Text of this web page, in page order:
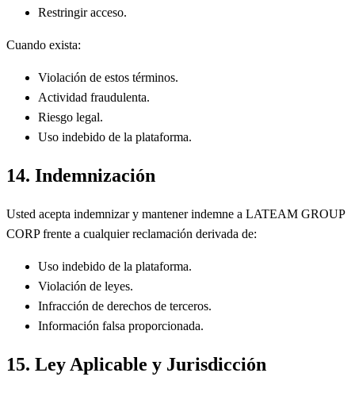
Restringir acceso.
Cuando exista:
Violación de estos términos.
Actividad fraudulenta.
Riesgo legal.
Uso indebido de la plataforma.
14. Indemnización
Usted acepta indemnizar y mantener indemne a LATEAM GROUP
CORP frente a cualquier reclamación derivada de:
Uso indebido de la plataforma.
Violación de leyes.
Infracción de derechos de terceros.
Información falsa proporcionada.
15. Ley Aplicable y Jurisdicción